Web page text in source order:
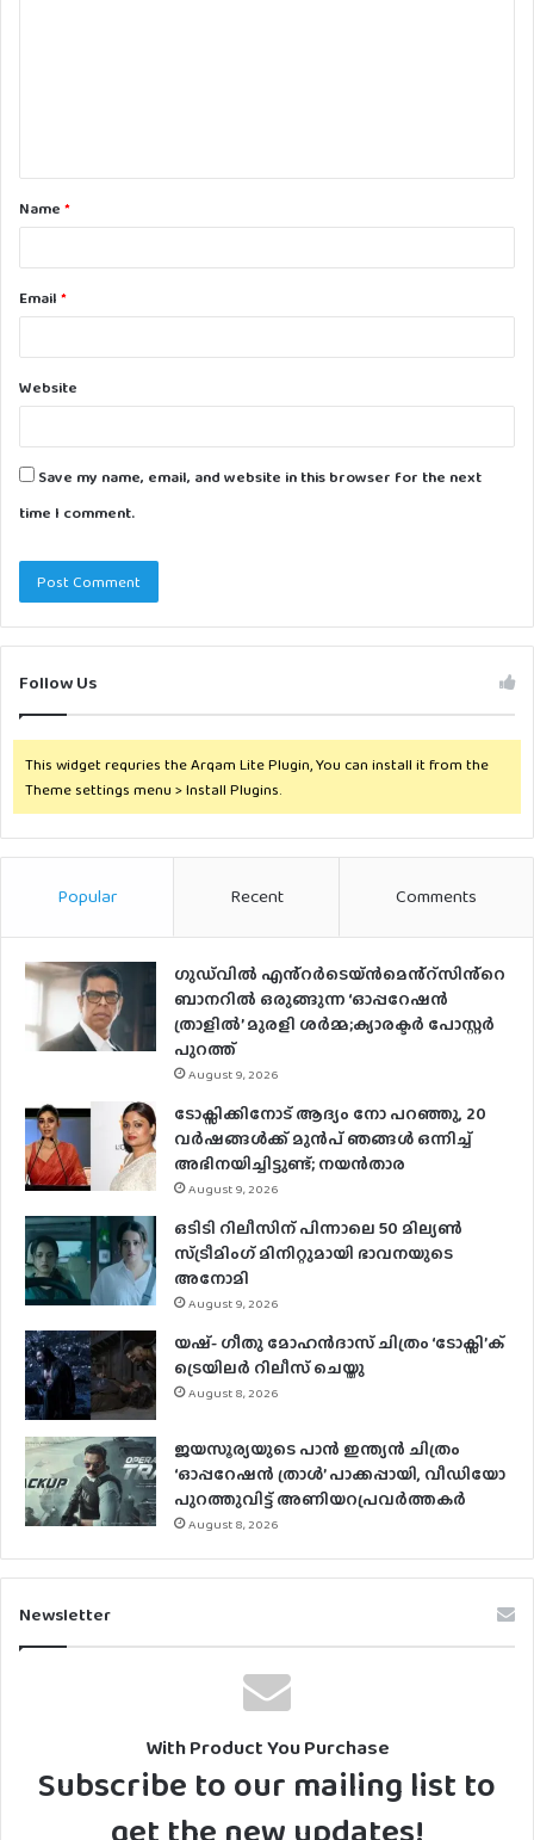
t
*Name *
Email *
Website
Save my name, email, and website in this browser for the next
time I comment.
Follow Us
This widget requries the Arqam Lite Plugin, You can install it from the
Theme settings menu > Install Plugins.
Popular Recent Comments
ഗുഡ്‌വിൽ എൻ്റർടെയ്ൻമെൻ്റ്സിൻ്റെ
ബാനറിൽ ഒരുങ്ങുന്ന ‘ഓപ്പറേഷൻ
ത്രാളിൽ’ മുരളി ശർമ്മ;ക്യാരക്ടർ പോസ്റ്റർ
പുറത്ത്
August 9, 2026
ടോക്സിക്കിനോട് ആദ്യം നോ പറഞ്ഞു, 20
വർഷങ്ങൾക്ക് മുൻപ് ഞങ്ങൾ ഒന്നിച്ച്
അഭിനയിച്ചിട്ടുണ്ട്; നയൻ‌താര
August 9, 2026
ഒടിടി റിലീസിന് പിന്നാലെ 50 മില്യൺ
സ്ട്രീമിം​ഗ് മിനിറ്റുമായി ഭാവനയുടെ
അനോമി
August 9, 2026
യഷ്- ​ഗീതു മോഹൻദാസ് ചിത്രം ‘ടോക്സി’ക്
ട്രെയിലർ റിലീസ് ചെയ്തു
August 8, 2026
ജയസൂര്യയുടെ പാൻ ഇന്ത്യൻ ചിത്രം
‘ഓപ്പറേഷൻ ത്രാൾ’ പാക്കപ്പായി, വീഡിയോ
പുറത്തുവിട്ട് അണിയറപ്രവർത്തകർ
August 8, 2026
Newsletter
With Product You Purchase
Subscribe to our mailing list to